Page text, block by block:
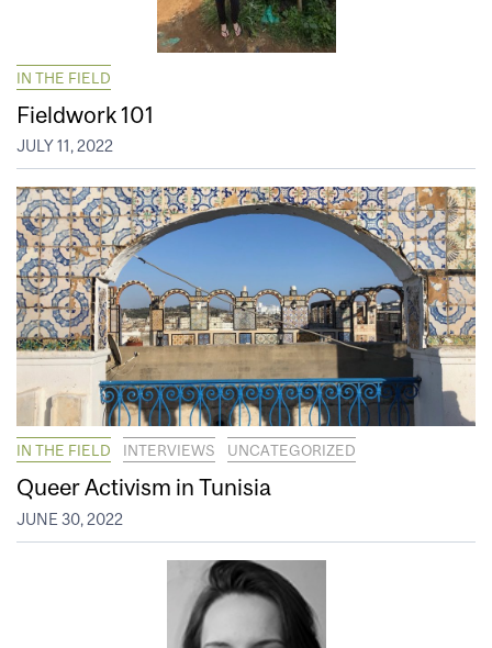
IN THE FIELD
Fieldwork 101
JULY 11, 2022
IN THE FIELD INTERVIEWS UNCATEGORIZED
Queer Activism in Tunisia
JUNE 30, 2022